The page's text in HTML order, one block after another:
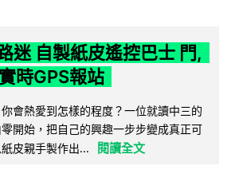
迷 自製紙皮遙控巴士 門,
時GPS報站
會熱愛到怎樣的程度？一位就讀中三的
開始，把自己的興趣一步步變成真正可
皮親手製作出...
閱讀全文